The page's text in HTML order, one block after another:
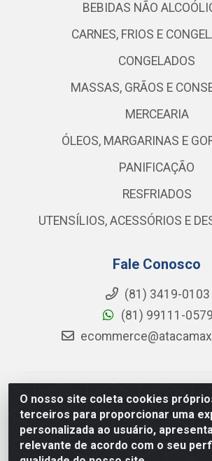
O nosso site coleta cookies
terceiros para proporcionar uma
personalizada ao usuário,
relevante de acordo com o seu
BEBIDAS NÃO
CARNES, FRIOS E
CONGELADOS
MASSAS, GRÃOS E
MERCEARIA
ÓLEOS, MARGARINAS E
PANIFICAÇÃO
RESFRIADOS
UTENSÍLIOS, ACESSÓRIOS E
Fale Conosco
(81) 3419-0103
(81) 99111-0579
Atacamax Importadora de Alimentos
BR-101 - SUL, KM 79,60 GP E GALPAO:D
Jaboatão dos Guararapes - PE, 54355-